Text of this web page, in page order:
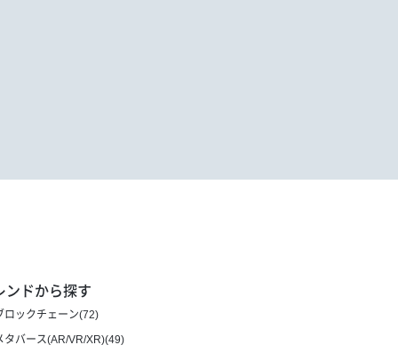
ンドから探す
ロックチェーン(72)
タバース(AR/VR/XR)(49)